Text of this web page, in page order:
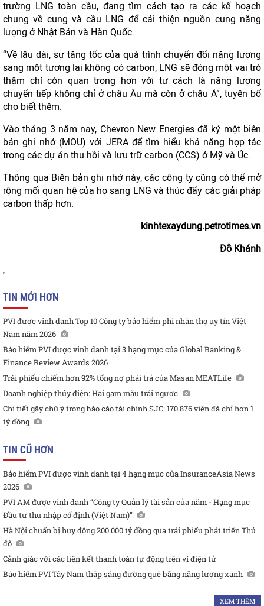
trường LNG toàn cầu, đang tìm cách tạo ra các kế hoạch
chung về cung và cầu LNG để cải thiện nguồn cung năng
lượng ở Nhật Bản và Hàn Quốc.
“Về lâu dài, sự tăng tốc của quá trình chuyển đổi năng lượng
sang một tương lai không có carbon, LNG sẽ đóng một vai trò
thậm chí còn quan trọng hơn với tư cách là năng lượng
chuyển tiếp không chỉ ở châu Âu mà còn ở châu Á”, tuyên bố
cho biết thêm.
Vào tháng 3 năm nay, Chevron New Energies đã ký một biên
bản ghi nhớ (MOU) với JERA để tìm hiểu khả năng hợp tác
trong các dự án thu hồi và lưu trữ carbon (CCS) ở Mỹ và Úc.
Thông qua Biên bản ghi nhớ này, các công ty cũng có thể mở
rộng mối quan hệ của họ sang LNG và thúc đẩy các giải pháp
carbon thấp hơn.
kinhtexaydung.petrotimes.vn
Đỗ Khánh
TIN MỚI HƠN
PVI được vinh danh Top 10 Công ty bảo hiểm phi nhân thọ uy tín Việt
Nam năm 2026
Bảo hiểm PVI được vinh danh tại 3 hạng mục của Global Banking &
Finance Review Awards 2026
Trái phiếu chiếm hơn 92% tổng nợ phải trả của Masan MEATLife
Doanh nghiệp thủy điện: Hai gam màu trái ngược
Chi tiết gây chú ý trong báo cáo tài chính SJC: 170.876 viên đá chỉ hơn 1
tỷ đồng
TIN CŨ HƠN
Bảo hiểm PVI được vinh danh tại 4 hạng mục của InsuranceAsia News
2026
PVI AM được vinh danh “Công ty Quản lý tài sản của năm - Hạng mục
Đầu tư thu nhập cố định (Việt Nam)”
Hà Nội chuẩn bị huy động 200.000 tỷ đồng qua trái phiếu phát triển Thủ
đô
Cảnh giác với các liên kết thanh toán tự động trên ví điện tử
Bảo hiểm PVI Tây Nam thắp sáng đường quê bằng năng lượng xanh
XEM THÊM